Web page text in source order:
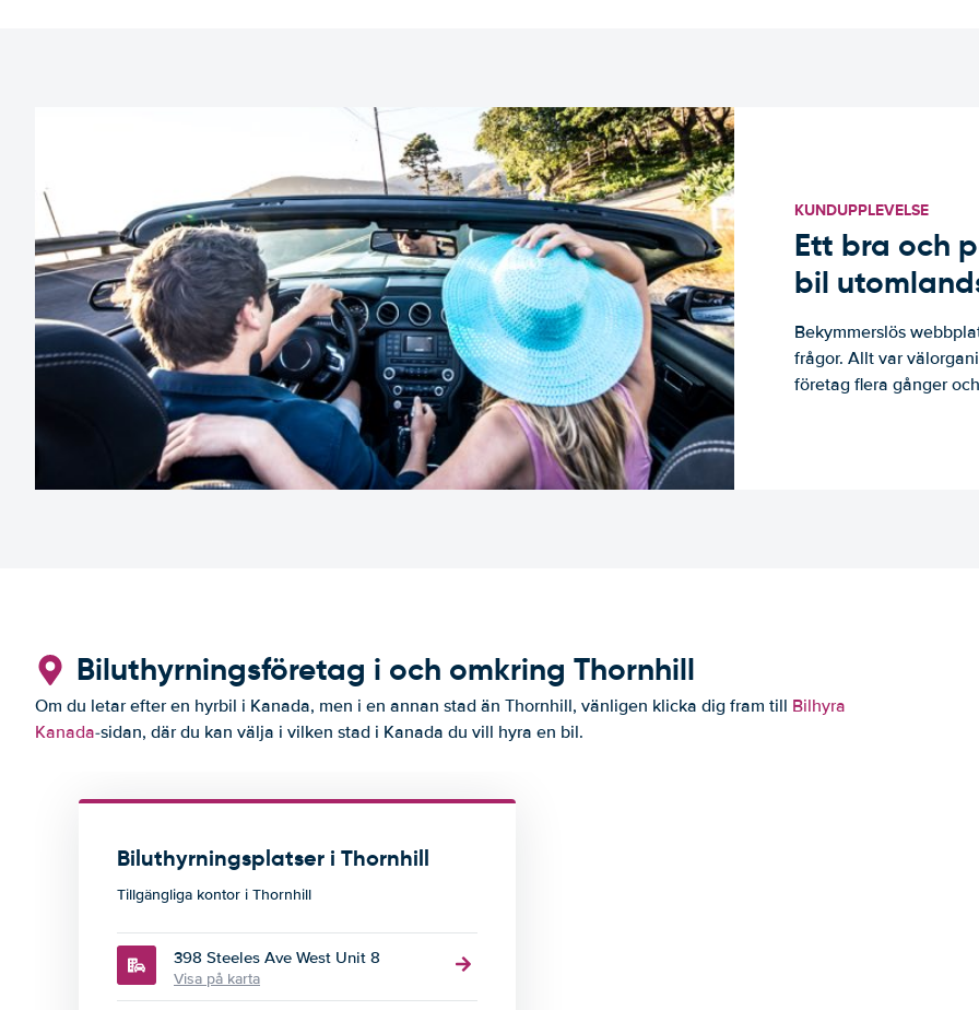
KUNDUPPLEVELSE
Ett bra och
bil
Bekymmerslös
frågor. Allt var
företag flera gånger
Biluthyrningsföretag i och omkring Thornhill
Om du letar efter en hyrbil i Kanada, men i en annan stad än Thornhill, vänligen klicka dig fram till Bilhyra
Kanada-sidan, där du kan välja i vilken stad i Kanada du vill hyra en bil.
Biluthyrningsplatser i Thornhill
Tillgängliga kontor i Thornhill
398 Steeles Ave West Unit 8
Visa på karta